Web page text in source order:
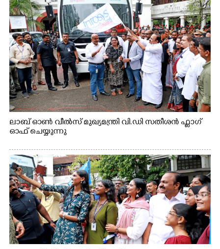
ലാബ് ഓൺ വീൽസ് മുഖ്യമന്ത്രി വി.ഡി സതീശൻ ഫ്ലാഗ്
ഓഫ് ചെയ്യുന്നു